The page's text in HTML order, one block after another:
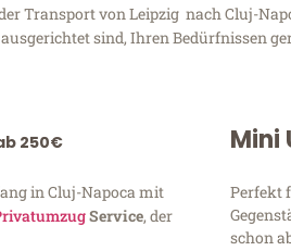
Transport von Leipzig nach Cluj-
sind, Ihren Bedürfnissen
250€
in Cluj-Napoca mit
Service, der
Mini
Perfekt
schon